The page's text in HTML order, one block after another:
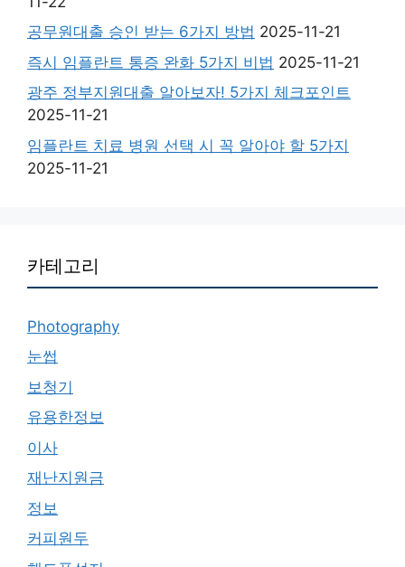
공무원대출 승인 받는 6가지 방법 2025-11-21
즉시 임플란트 통증 완화 5가지 비법 2025-11-21
광주 정부지원대출 알아보자! 5가지 체크포인트
2025-11-21
임플란트 치료 병원 선택 시 꼭 알아야 할 5가지
2025-11-21
카테고리
Photography
눈썹
보청기
유용한정보
이사
재난지원금
정보
커피원두